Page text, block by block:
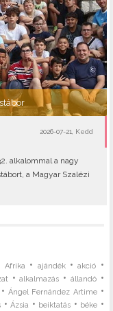
2026-07-21, Kedd
alkalommal a nagy
a Magyar Szalézi
Afrika • ajándék•akció •
•alkalmazás • állandó•
•Ángel Fernández Artime•
•Ázsia • beiktatás • béke •